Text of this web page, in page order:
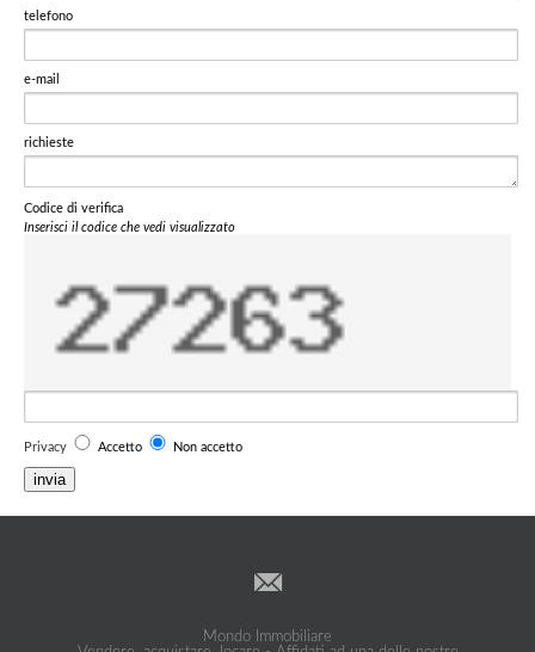
telefono
e-mail
richieste
Codice di verifica
Inserisci il codice che vedi visualizzato
Privacy Accetto Non accetto
invia
Mondo Immobiliare